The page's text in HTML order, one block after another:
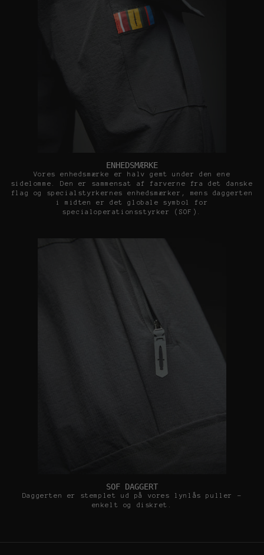
ENHEDSMÆRKE
Vores enhedsmærke er halv gemt under den ene
sidelomme. Den er sammensat af farverne fra det danske
flag og specialstyrkernes enhedsmærker, mens daggerten
i midten er det globale symbol for
specialoperationsstyrker (SOF).
SOF DAGGERT
Daggerten er stemplet ud på vores lynlås puller -
enkelt og diskret.